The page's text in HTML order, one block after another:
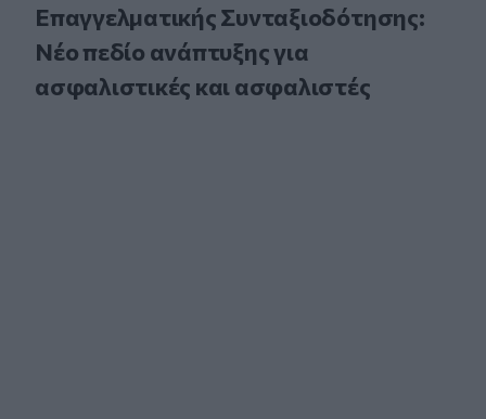
Επαγγελματικής Συνταξιοδότησης:
Νέο πεδίο ανάπτυξης για
ασφαλιστικές και ασφαλιστές